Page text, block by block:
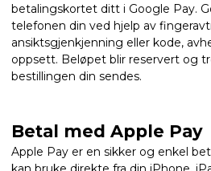
betalingskortet ditt i Google Pay.
telefonen din ved hjelp av
ansiktsgjenkjenning eller kode,
oppsett. Beløpet blir reservert og
bestillingen din sendes.
Betal med Apple Pay
Apple Pay er en sikker og enkel